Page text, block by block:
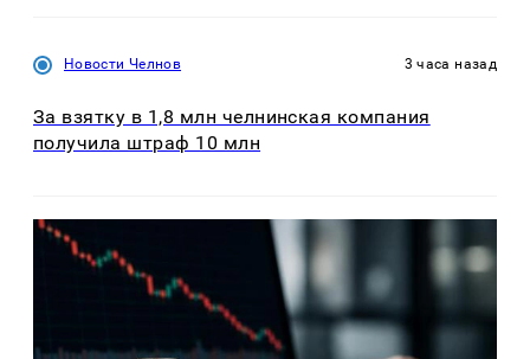
Новости Челнов 3 часа назад
За взятку в 1,8 млн челнинская компания
получила штраф 10 млн